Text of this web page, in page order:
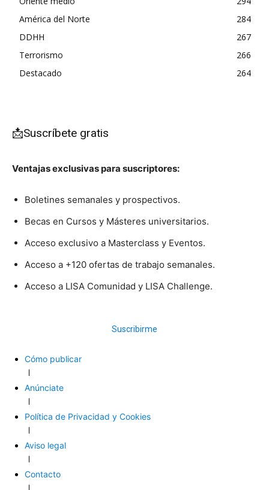
América del Norte
284
DDHH
267
Terrorismo
266
Destacado
264
📩Suscríbete gratis
Ventajas exclusivas para suscriptores:
Boletines semanales y prospectivos.
Becas en Cursos y Másteres universitarios.
Acceso exclusivo a Masterclass y Eventos.
Acceso a +120 ofertas de trabajo semanales.
Acceso a LISA Comunidad y LISA Challenge.
Suscribirme
Cómo publicar
Anúnciate
Política de Privacidad y Cookies
Aviso legal
Contacto